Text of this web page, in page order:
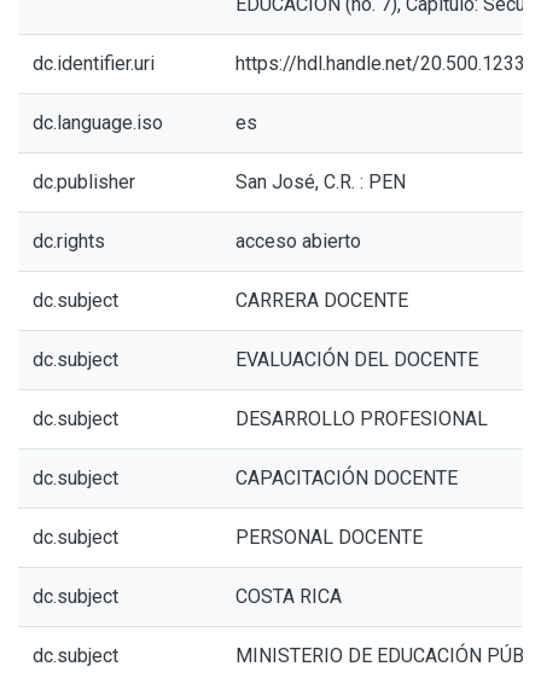
dc.identifier.uri https://hdl.handle.net/
dc.language.iso es
dc.publisher San José, C.R. : PEN
dc.rights acceso abierto
dc.subject CARRERA DOCENTE
dc.subject EVALUACIÓN DEL DOCENTE
dc.subject DESARROLLO PROFESIONAL
dc.subject CAPACITACIÓN DOCENTE
dc.subject PERSONAL DOCENTE
dc.subject COSTA RICA
dc.subject MINISTERIO DE EDUCACIÓN